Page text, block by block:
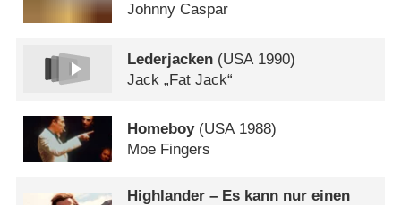
Johnny Caspar
Lederjacken (USA 1990)
Jack „Fat Jack“
Homeboy(USA1988)
Moe Fingers
Highlander – Es kann nur einen